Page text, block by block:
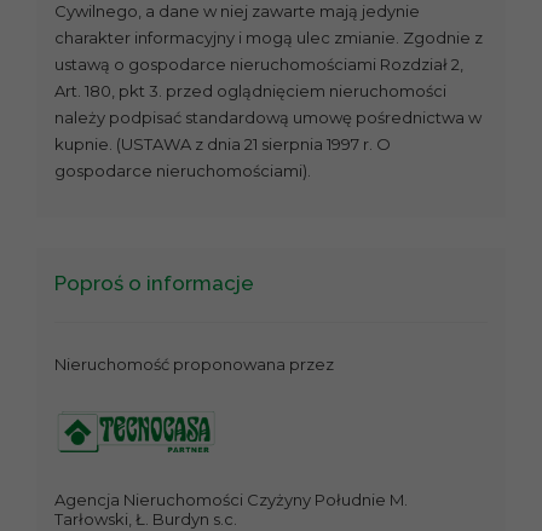
Cywilnego, a dane w niej zawarte mają jedynie
charakter informacyjny i mogą ulec zmianie. Zgodnie z
ustawą o gospodarce nieruchomościami Rozdział 2,
Art. 180, pkt 3. przed oglądnięciem nieruchomości
należy podpisać standardową umowę pośrednictwa w
kupnie. (USTAWA z dnia 21 sierpnia 1997 r. O
gospodarce nieruchomościami).
Poproś o informacje
Nieruchomość proponowana przez
Agencja Nieruchomości Czyżyny Południe M.
Tarłowski, Ł. Burdyn s.c.